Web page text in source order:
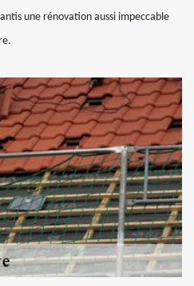
une rénovation aussi impeccable